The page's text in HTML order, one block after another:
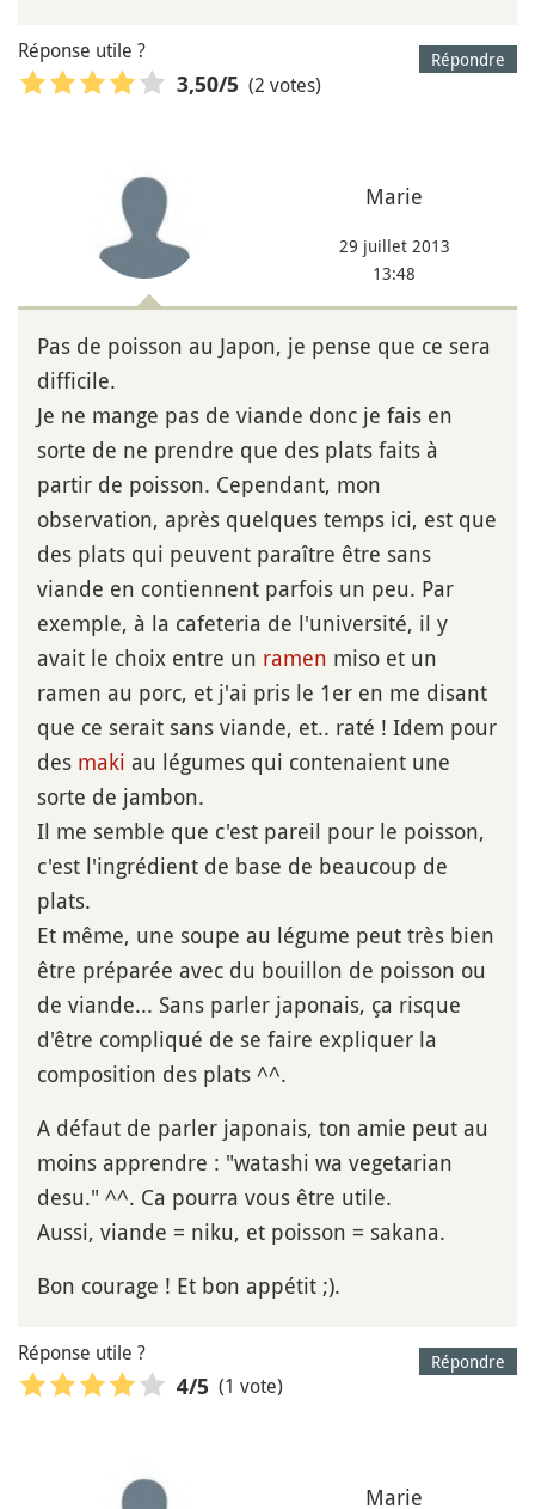
Répondre
Réponse utile ?
3,50/5 (2 votes)
Marie
29 juillet 2013
13:48
Pas de poisson au Japon, je pense que ce sera
difficile.
Je ne mange pas de viande donc je fais en
sorte de ne prendre que des plats faits à
partir de poisson. Cependant, mon
observation, après quelques temps ici, est que
des plats qui peuvent paraître être sans
viande en contiennent parfois un peu. Par
exemple, à la cafeteria de l'université, il y
avait le choix entre un ramen miso et un
ramen au porc, et j'ai pris le 1er en me disant
que ce serait sans viande, et.. raté ! Idem pour
des maki au légumes qui contenaient une
sorte de jambon.
Il me semble que c'est pareil pour le poisson,
c'est l'ingrédient de base de beaucoup de
plats.
Et même, une soupe au légume peut très bien
être préparée avec du bouillon de poisson ou
de viande... Sans parler japonais, ça risque
d'être compliqué de se faire expliquer la
composition des plats ^^.
A défaut de parler japonais, ton amie peut au
moins apprendre : "watashi wa vegetarian
desu." ^^. Ca pourra vous être utile.
Aussi, viande = niku, et poisson = sakana.
Bon courage ! Et bon appétit ;).
Répondre
Réponse utile ?
4/5 (1 vote)
Marie